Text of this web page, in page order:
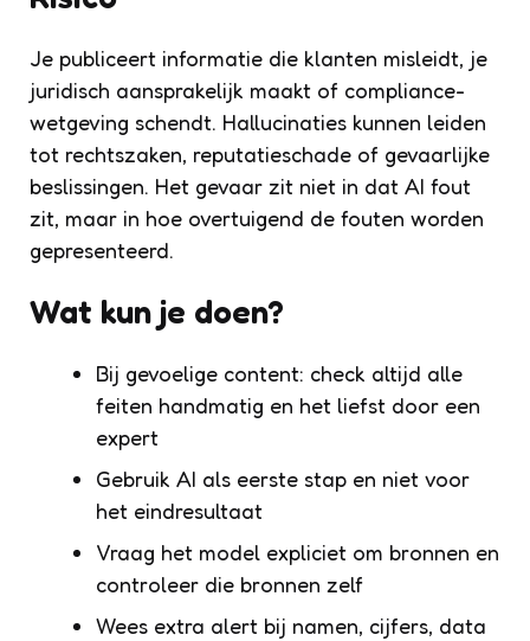
Je publiceert informatie die klanten misleidt, je
juridisch aansprakelijk maakt of compliance-
wetgeving schendt. Hallucinaties kunnen leiden
tot rechtszaken, reputatieschade of gevaarlijke
beslissingen. Het gevaar zit niet in dat AI fout
zit, maar in hoe overtuigend de fouten worden
gepresenteerd.
Wat kun je doen?
Bij gevoelige content: check altijd alle
feiten handmatig en het liefst door een
expert
Gebruik AI als eerste stap en niet voor
het eindresultaat
Vraag het model expliciet om bronnen en
controleer die bronnen zelf
Wees extra alert bij namen, cijfers, data